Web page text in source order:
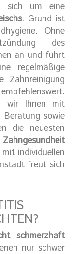
sich um eine
. Grund ist
Ohne
des
an und führt
regelmäßige
Zahnreinigung
wir Ihnen mit
Beratung sowie
die neuesten
individuellen
freut sich
schmerzhaft
nur schwer